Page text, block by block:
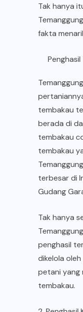
Tak hanya
fakta
tembakau
berada di
tembakau
tembakau
terbesar di
Gudang
Tak hanya
penghasil
dikelola
petani yang
tembakau.